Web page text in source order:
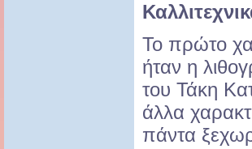
Το πρώτο
ήταν η
του Τάκη
άλλα
πάντα